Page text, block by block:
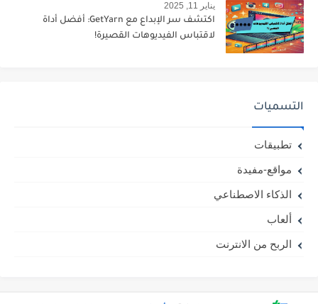
يناير 11, 2025
اكتشف سر الإبداع مع GetYarn: أفضل أداة
لاقتباس الفيديوهات القصيرة!
التسميات
تطبيقات
مواقع-مفيدة
الذكاء الاصطناعي
ألعاب
الربح من الانترنت